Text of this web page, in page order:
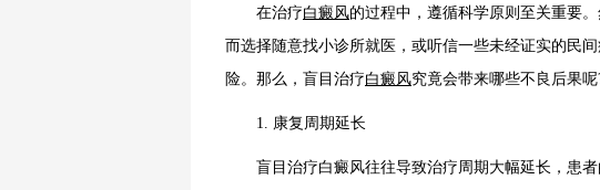
在治疗白癜风的过程中，遵循科学原则至关重要
而选择随意找小诊所就医，或听信一些未经证实的民
险。那么，盲目治疗白癜风究竟会带来哪些不良后果呢
1. 康复周期延长
盲目治疗白癜风往往导致治疗周期大幅延长，患者